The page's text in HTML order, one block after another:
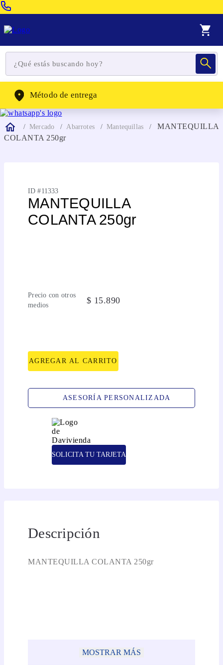
WhatsApp: (302) 262-4104
Método de entrega
Mercado Abarrotes Mantequillas
MANTEQUILLA
COLANTA 250gr
ID #11333
MANTEQUILLA
COLANTA 250gr
Precio con otros
medios
$ 15.890
AGREGAR AL CARRITO
ASESORÍA PERSONALIZADA
SOLICITA TU TARJETA
Descripción
MANTEQUILLA COLANTA 250gr
MOSTRAR MÁS